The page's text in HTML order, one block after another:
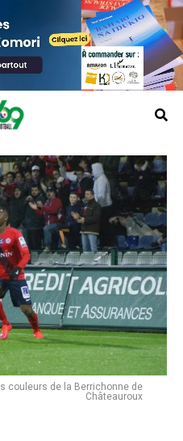
couleurs de la Berrichonne de
Châteauroux